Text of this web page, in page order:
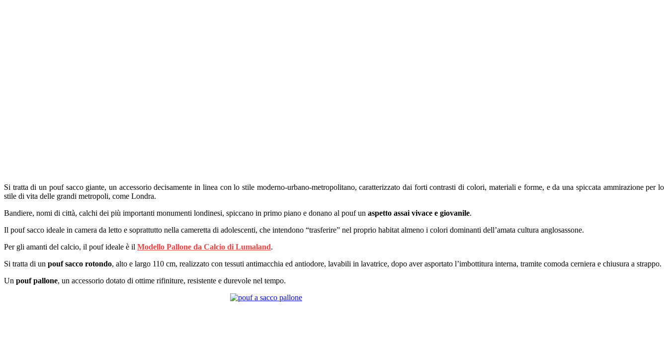
Si tratta di un pouf sacco giante, un accessorio decisamente in linea con lo stile moderno-urbano-metropolitano, caratterizzato dai forti contrasti di colori, materiali e forme, e da una spiccata ammirazione per lo
stile di vita delle grandi metropoli, come Londra.
Bandiere, nomi di città, calchi dei più importanti monumenti londinesi, spiccano in primo piano e donano al pouf un aspetto assai vivace e giovanile.
Il pouf sacco ideale in camera da letto e soprattutto nella cameretta di adolescenti, che intendono “trasferire” nel proprio habitat almeno i colori dominanti dell’amata cultura anglosassone.
Per gli amanti del calcio, il pouf ideale è il Modello Pallone da Calcio di Lumaland.
Si tratta di un pouf sacco rotondo, alto e largo 110 cm, realizzato con tessuti antimacchia ed antiodore, lavabili in lavatrice, dopo aver asportato l’imbottitura interna, tramite comoda cerniera e chiusura a strappo.
Un pouf pallone, un accessorio dotato di ottime rifiniture, resistente e durevole nel tempo.